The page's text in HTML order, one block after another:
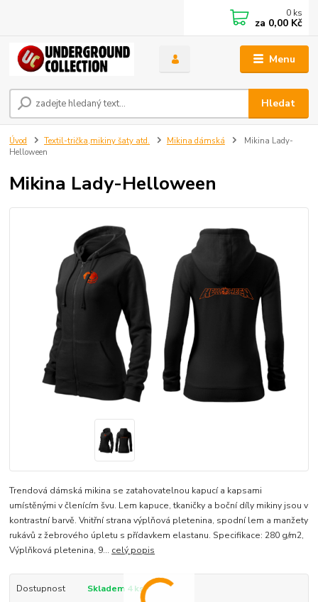
Menu
Hledat
0 ks
za 0,00 Kč
Úvod Textil-trička,mikiny šaty atd. Mikina dámská
Mikina Lady-
Helloween
Mikina Lady-Helloween
Trendová dámská mikina se zatahovatelnou kapucí a kapsami
umístěnými v členícím švu. Lem kapuce, tkaničky a boční díly mikiny jsou v
kontrastní barvě. Vnitřní strana výplňová pletenina, spodní lem a manžety
rukávů z žebrového úpletu s přídavkem elastanu. Specifikace: 280 g/m2,
Výplňková pletenina, 9... celý popis
Dostupnost
Skladem 4 ks